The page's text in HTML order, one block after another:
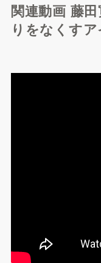
関連動画 藤
りをなくすア